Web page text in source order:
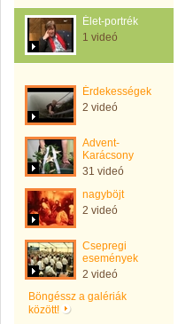
Élet-portrék
1 videó
Érdekességek
2 videó
Advent-
Karácsony
31 videó
nagyböjt
2 videó
Csepregi
események
2 videó
Böngéssz a galériák
között!